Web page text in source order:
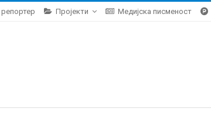
Пројекти Медијска писменост